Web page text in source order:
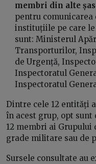
membri din alte
pentru
instituțiile pe care
sunt: Ministerul
Transporturilor,
de Urgență,
Inspectoratul
Inspectoratul
Dintre cele 12 entități
în acest grup, opt
12 membri ai Grupului
grade militare sau de
Sursele consultate au